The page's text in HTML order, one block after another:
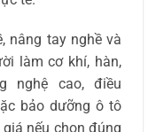
nâng tay nghề và
làm cơ khí, hàn,
nghệ cao, điều
bảo dưỡng ô tô
nếu chọn đúng